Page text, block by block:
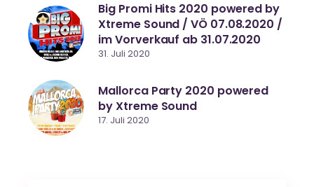
Big Promi Hits 2020 powered by
Xtreme Sound / VÖ 07.08.2020 /
im Vorverkauf ab 31.07.2020
31. Juli 2020
Mallorca Party 2020 powered
by Xtreme Sound
17. Juli 2020